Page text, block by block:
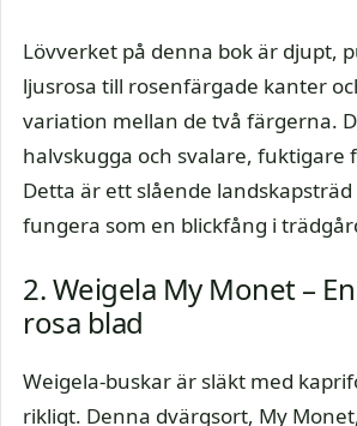
Lövverket på denna bok är djupt,
ljusrosa till rosenfärgade kanter
variation mellan de två färgerna.
halvskugga och svalare, fuktigare
Detta är ett slående landskapsträd
fungera som en blickfång i
2. Weigela My Monet –
rosa blad
Weigela-buskar är släkt med
rikligt. Denna dvärgsort, My